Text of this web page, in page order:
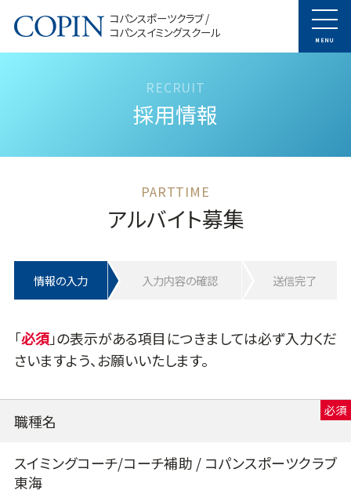
コパンスポーツクラブ /
コパンスイミングスクール
MENU
採用情報
アルバイト募集
情報の入力 入力内容の確認 送信完了
「
」の表示がある項目につきましては必ず入力くだ
さいますよう、お願いいたします。
職種名
スイミングコーチ/コーチ補助 / コパンスポーツクラブ
東海